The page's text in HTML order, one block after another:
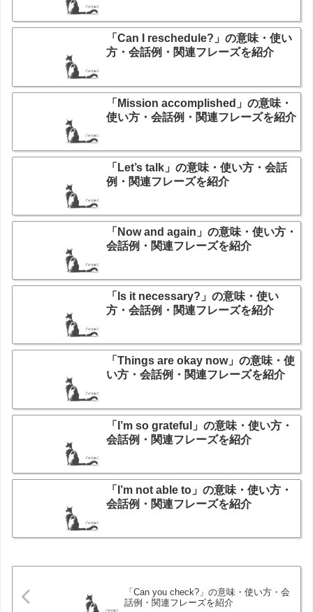
「Can I reschedule?」の意味・使い
方・会話例・関連フレーズを紹介
「Mission accomplished」の意味・
使い方・会話例・関連フレーズを紹介
「Let’s talk」の意味・使い方・会話
例・関連フレーズを紹介
「Now and again」の意味・使い方・
会話例・関連フレーズを紹介
「Is it necessary?」の意味・使い
方・会話例・関連フレーズを紹介
「Things are okay now」の意味・使
い方・会話例・関連フレーズを紹介
「I’m so grateful」の意味・使い方・
会話例・関連フレーズを紹介
「I’m not able to」の意味・使い方・
会話例・関連フレーズを紹介
「Can you check?」の意味・使い方・会
話例・関連フレーズを紹介